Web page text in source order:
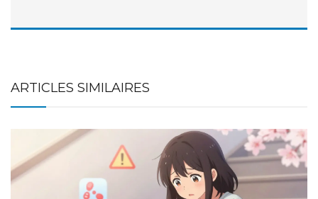
ARTICLES SIMILAIRES